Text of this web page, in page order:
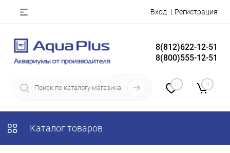
Вход Регистрация
8(812)622-12-51
8(800)555-12-51
0 0
Каталог товаров